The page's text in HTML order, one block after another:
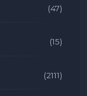
(47)
(15)
(2111)